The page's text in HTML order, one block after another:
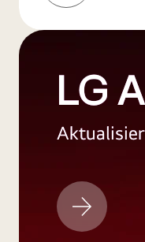
LG
LG
Aktualisieren